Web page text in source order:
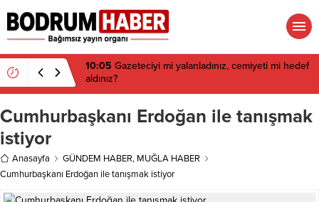
10:05 Gazeteciyi mi yalanladınız, cemiyeti mi hedef
aldınız?
Cumhurbaşkanı Erdoğan ile tanışmak
istiyor
Anasayfa GÜNDEM HABER, MUĞLA HABER
Cumhurbaşkanı Erdoğan ile tanışmak istiyor